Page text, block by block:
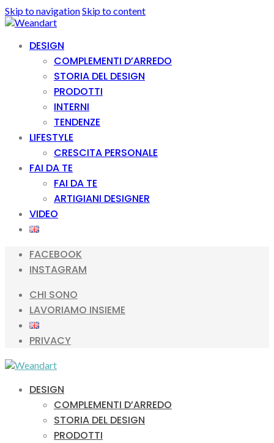
Skip to navigationSkip to content
DESIGN
COMPLEMENTI D’ARREDO
STORIA DEL DESIGN
PRODOTTI
INTERNI
TENDENZE
LIFESTYLE
CRESCITA PERSONALE
FAI DA TE
FAI DA TE
ARTIGIANI DESIGNER
VIDEO
FACEBOOK
INSTAGRAM
CHI SONO
LAVORIAMO INSIEME
PRIVACY
DESIGN
COMPLEMENTI D’ARREDO
STORIA DEL DESIGN
PRODOTTI